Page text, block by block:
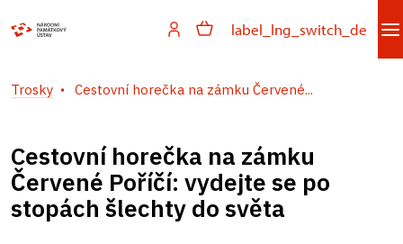
label_lng_switch_de
Trosky Cestovní horečka na zámku Červené...
Cestovní horečka na zámku
Červené Poříčí: vydejte se po
stopách šlechty do světa